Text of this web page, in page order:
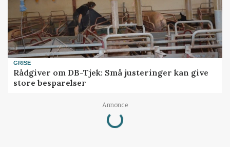
GRISE
Rådgiver om DB-Tjek: Små justeringer kan give
store besparelser
Annonce
Loading...